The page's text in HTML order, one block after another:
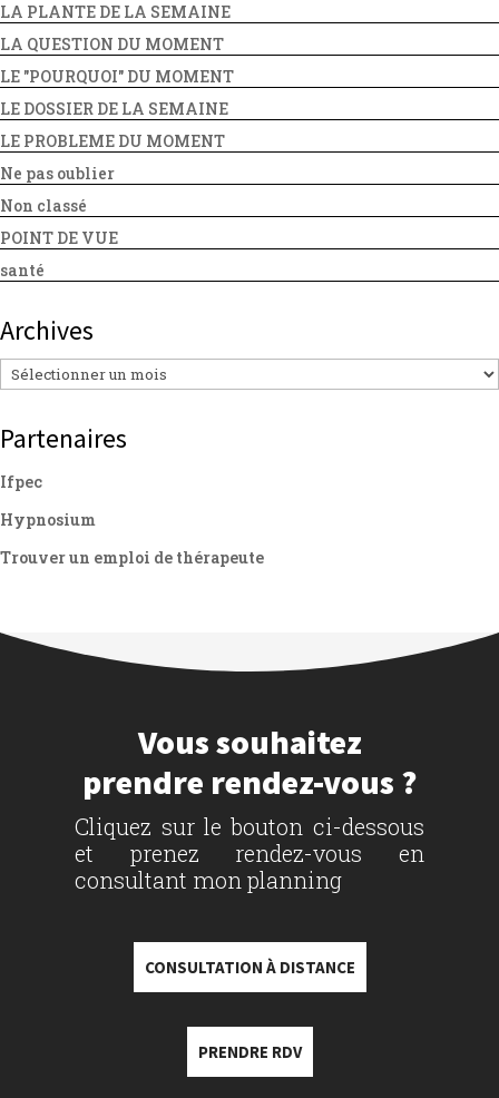
LA PLANTE DE LA SEMAINE
LA QUESTION DU MOMENT
LE "POURQUOI" DU MOMENT
LE DOSSIER DE LA SEMAINE
LE PROBLEME DU MOMENT
Ne pas oublier
Non classé
POINT DE VUE
santé
Archives
Archives
Partenaires
Ifpec
Hypnosium
Trouver un emploi de thérapeute
Vous souhaitez
prendre rendez-vous ?
Cliquez sur le bouton ci-dessous
et prenez rendez-vous en
consultant mon planning
CONSULTATION À DISTANCE
PRENDRE RDV